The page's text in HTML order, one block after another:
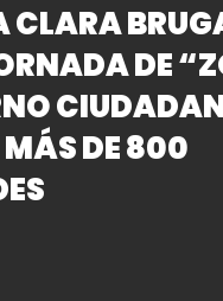
CLARA
DE
DE 800